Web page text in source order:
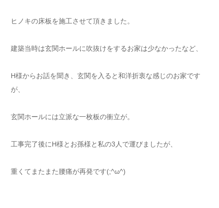
ヒノキの床板を施工させて頂きました。
建築当時は玄関ホールに吹抜けをするお家は少なかったなど、
H様からお話を聞き、玄関を入ると和洋折衷な感じのお家です
が、
玄関ホールには立派な一枚板の衝立が。
工事完了後にH様とお孫様と私の3人で運びましたが、
重くてまたまた腰痛が再発です(;^ω^)